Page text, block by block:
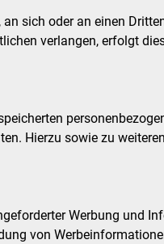
sich oder an einen
verlangen, erfolgt
Hierzu sowie zu
Werbung und
von